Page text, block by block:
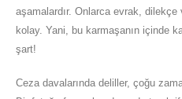
aşamalardır. Onlarca evrak,
kolay. Yani, bu karmaşanın içinde
şart!
Ceza davalarında deliller, çoğu